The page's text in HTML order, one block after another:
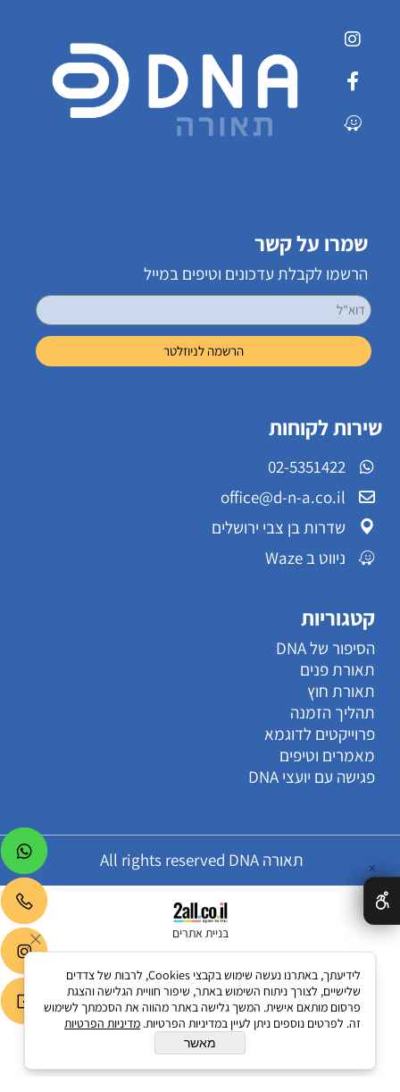
שמרו על קשר
הרשמו לקבלת עדכונים וטיפים במייל
שירות לקוחות
02-5351422
office@d-n-a.co.il
שדרות בן צבי ירושלים
ניווט ב Waze
קטגוריות
הסיפור של DNA
תאורת פנים
תאורת חוץ
תהליך הזמנה
פרוייקטים לדוגמא
מאמרים וטיפים
פגישה עם יועצי DNA
תאורה All rights reserved DNA
בניית אתרים
✕
לידיעתך, באתרנו נעשה שימוש בקבצי Cookies, לרבות של צדדים
שלישיים, לצורך ניתוח השימוש באתר, שיפור חוויית הגלישה והצגת
פרסום מותאם אישית. המשך גלישה באתר מהווה את הסכמתך לשימוש
זה. לפרטים נוספים ניתן לעיין במדיניות הפרטיות. מדיניות הפרטיות
מאשר